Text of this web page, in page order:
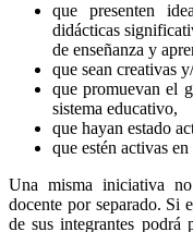
que presenten
didácticas
de enseñanza y
que sean creativas
que promuevan el
sistema educativo,
que hayan estado
que estén activas
Una misma iniciativa
docente por separado. Si
de sus integrantes podrá